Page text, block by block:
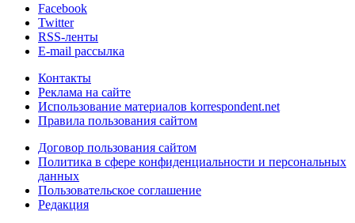
Facebook
Twitter
RSS-ленты
E-mail рассылка
Контакты
Реклама на сайте
Использование материалов korrespondent.net
Правила пользования сайтом
Договор пользования сайтом
Политика в сфере конфиденциальности и персональных
данных
Пользовательское соглашение
Редакция